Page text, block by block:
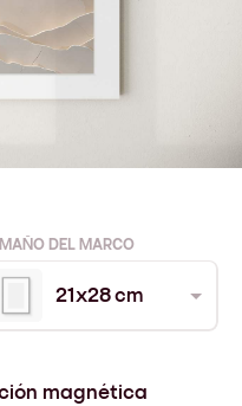
DEL MARCO
21x28 cm
magnética